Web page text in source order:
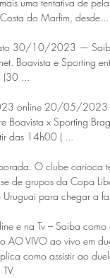
do Marfim, desde...
30/10/2023 —
Boavista e Sporting
(30 ...
online 20/05/
Boavista x Sporting
das 14h00 ( ...
O clube carioca
de grupos da Copa
Uruguai para chegar a
e na Tv – Saiba como
AO VIVO ao vivo em
como assistir ao